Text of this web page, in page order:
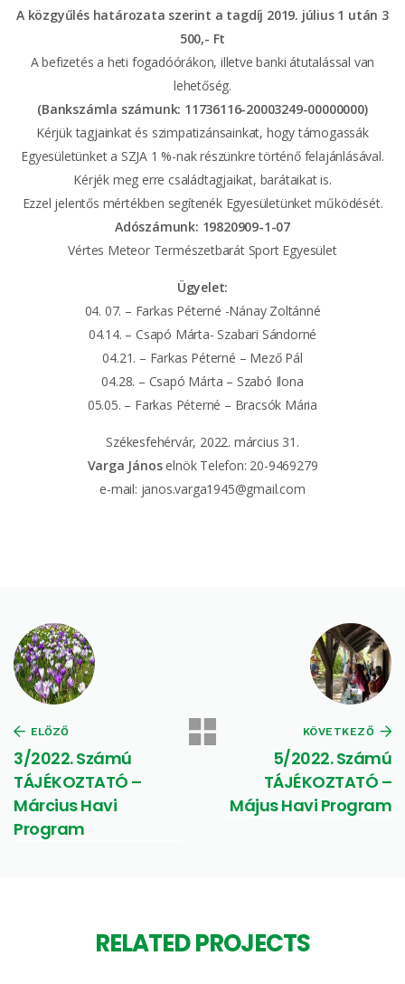
A közgyűlés határozata szerint a tagdíj 2019. július 1 után 3
500,- Ft
A befizetés a heti fogadóórákon, illetve banki átutalással van
lehetőség.
(Bankszámla számunk: 11736116-20003249-00000000)
Kérjük tagjainkat és szimpatizánsainkat, hogy támogassák
Egyesületünket a SZJA 1 %-nak részünkre történő felajánlásával.
Kérjék meg erre családtagjaikat, barátaikat is.
Ezzel jelentős mértékben segítenék Egyesületünket működését.
Adószámunk: 19820909-1-07
Vértes Meteor Természetbarát Sport Egyesület
Ügyelet:
04. 07. – Farkas Péterné -Nánay Zoltánné
04.14. – Csapó Márta- Szabari Sándorné
04.21. – Farkas Péterné – Mező Pál
04.28. – Csapó Márta – Szabó Ilona
05.05. – Farkas Péterné – Bracsók Mária
Székesfehérvár, 2022. március 31.
Varga Jánoselnök Telefon: 20-9469279
e-mail: janos.varga1945@gmail.com
ELŐZŐ
3/2022. Számú
TÁJÉKOZTATÓ –
Március Havi
Program
KÖVETKEZŐ
5/2022. Számú
TÁJÉKOZTATÓ –
Május Havi Program
RELATED PROJECTS